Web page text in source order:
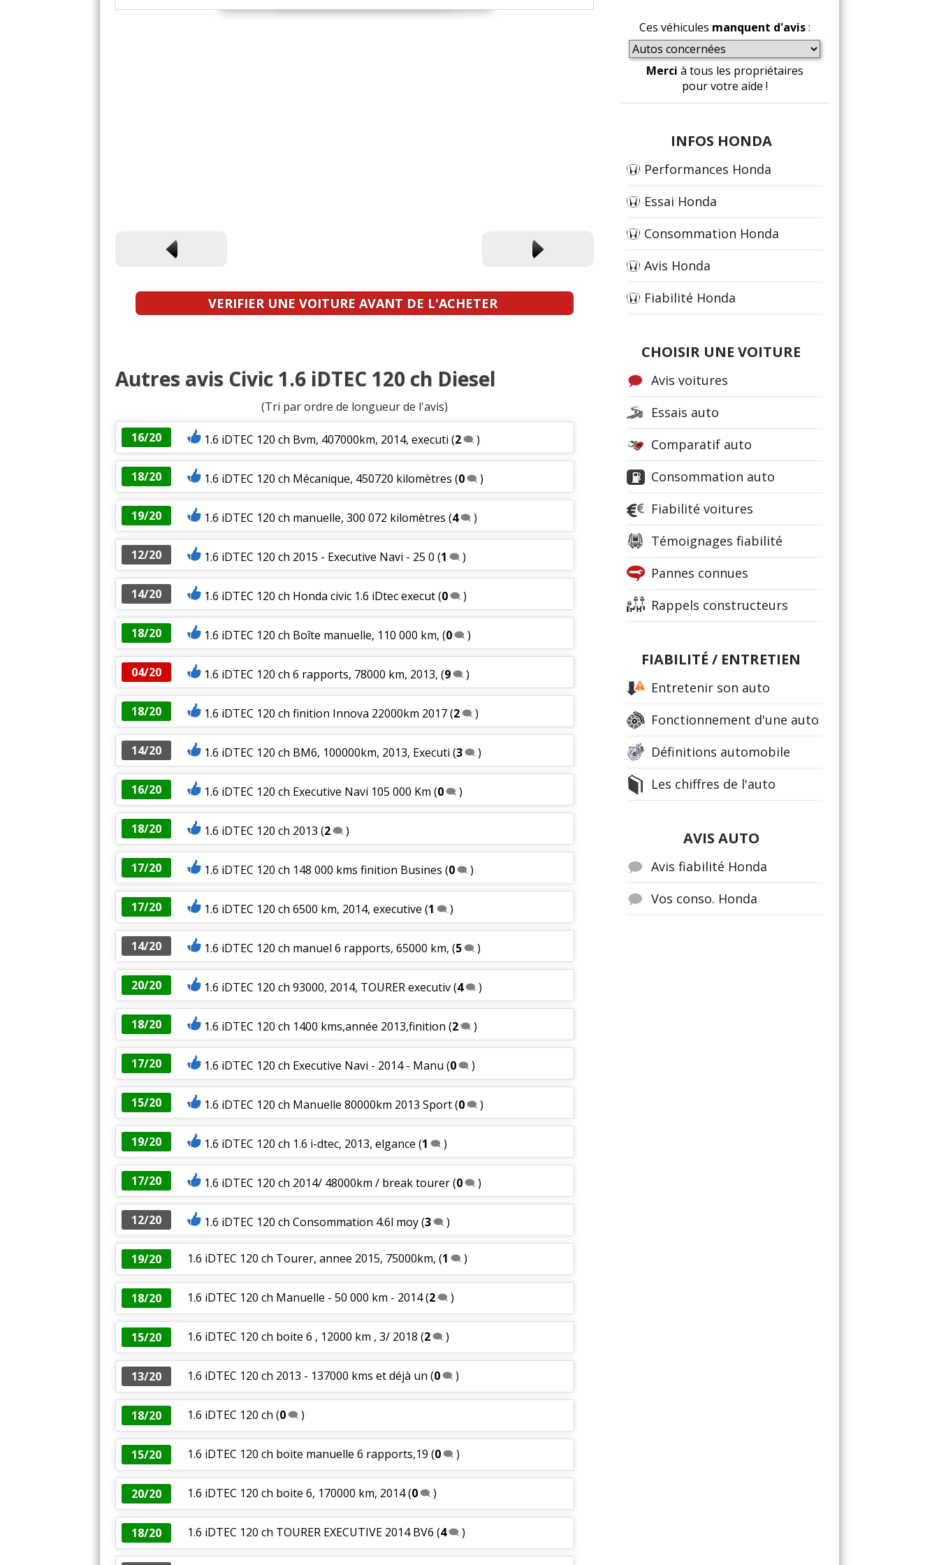
VERIFIER UNE VOITURE AVANT DE L'ACHETER
Autres avis Civic 1.6 iDTEC 120 ch Diesel
(Tri par ordre de longueur de l'avis)
16/20
1.6 iDTEC 120 ch Bvm, 407000km, 2014, executi (2 )
18/20 1.6 iDTEC 120 ch Mécanique, 450720 kilomètres (0 )
19/20 1.6 iDTEC 120 ch manuelle, 300 072 kilomètres (4 )
12/20 1.6 iDTEC 120 ch 2015 - Executive Navi - 25 0 (1 )
14/20 1.6 iDTEC 120 ch Honda civic 1.6 iDtec execut(0 )
18/20 1.6 iDTEC 120 ch Boîte manuelle, 110 000 km, (0 )
04/20 1.6 iDTEC 120 ch 6 rapports, 78000 km, 2013, (9 )
18/20 1.6 iDTEC 120 ch finition Innova 22000km 2017(2 )
14/20 1.6 iDTEC 120 ch BM6, 100000km, 2013, Executi (3 )
16/20 1.6 iDTEC 120 ch Executive Navi 105 000 Km (0 )
18/20 1.6 iDTEC 120 ch 2013 (2 )
17/20 1.6 iDTEC 120 ch 148 000 kms finition Busines (0 )
17/20 1.6 iDTEC 120 ch 6500 km, 2014, executive (1 )
14/20 1.6 iDTEC 120 ch manuel 6 rapports, 65000 km, (5 )
20/20 1.6 iDTEC 120 ch 93000, 2014, TOURER executiv(4 )
18/20 1.6 iDTEC 120 ch 1400 kms,année 2013,finition (2 )
17/20 1.6 iDTEC 120 ch Executive Navi - 2014 - Manu (0 )
15/20 1.6 iDTEC 120 ch Manuelle 80000km 2013 Sport(0 )
19/20 1.6 iDTEC 120 ch 1.6 i-dtec, 2013, elgance (1 )
17/20 1.6 iDTEC 120 ch 2014/ 48000km / break tourer(0 )
12/20 1.6 iDTEC 120 ch Consommation 4.6l moy(3 )
19/20 1.6 iDTEC 120 ch Tourer, annee 2015, 75000km, (1 )
18/20 1.6 iDTEC 120 ch Manuelle - 50 000 km - 2014(2 )
15/20 1.6 iDTEC 120 ch boite 6 , 12000 km , 3/ 2018 (2 )
13/20 1.6 iDTEC 120 ch 2013 - 137000 kms et déjà un (0 )
18/20 1.6 iDTEC 120 ch (0 )
15/20 1.6 iDTEC 120 ch boite manuelle 6 rapports,19 (0 )
20/20 1.6 iDTEC 120 ch boite 6, 170000 km, 2014(0 )
18/20 1.6 iDTEC 120 ch TOURER EXECUTIVE 2014 BV6 (4 )
Ces véhicules manquent d'avis:
Merci à tous les propriétaires
pour votre aide !
INFOS HONDA
Performances Honda
Essai Honda
Consommation Honda
Avis Honda
Fiabilité Honda
CHOISIR UNE VOITURE
Avis voitures
Essais auto
Comparatif auto
Consommation auto
Fiabilité voitures
Témoignages fiabilité
Pannes connues
Rappels constructeurs
FIABILITÉ / ENTRETIEN
Entretenir son auto
Fonctionnement d'une auto
Définitions automobile
Les chiffres de l'auto
AVIS AUTO
Avis fiabilité Honda
Vos conso. Honda